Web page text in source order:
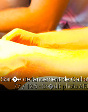
Soir�e de lancement de Call
77 / 126 - Cr�dit photo